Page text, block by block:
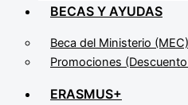
BECAS Y AYUDAS
Beca del Ministerio (MEC)
Promociones
ERASMUS+